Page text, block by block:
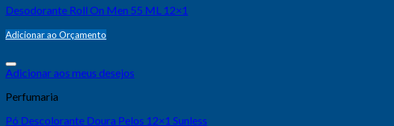
Desodorante Roll On Men 55 ML 12×1
Adicionar ao Orçamento
Adicionar aos meus desejos
Perfumaria
Pó Descolorante Doura Pelos 12×1 Sunless